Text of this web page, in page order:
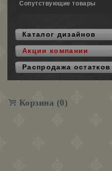
Сопутствующие товары
Каталог дизайнов
Акции компании
Распродажа остатков
Корзина (0)